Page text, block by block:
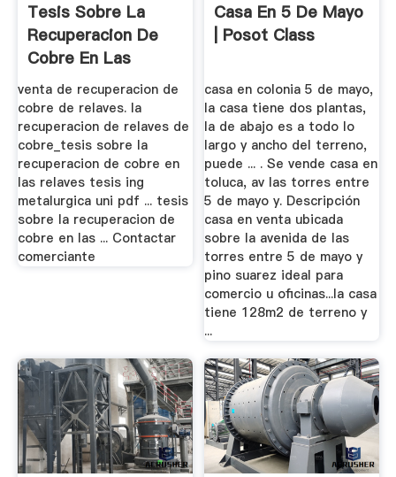
Tesis Sobre La
Recuperacion De
Cobre En Las
Relaves
venta de recuperacion de
cobre de relaves. la
recuperacion de relaves de
cobre_tesis sobre la
recuperacion de cobre en
las relaves tesis ing
metalurgica uni pdf ... tesis
sobre la recuperacion de
cobre en las ... Contactar
comerciante
Casa En 5 De Mayo
| Posot Class
casa en colonia 5 de mayo,
la casa tiene dos plantas,
la de abajo es a todo lo
largo y ancho del terreno,
puede ... . Se vende casa en
toluca, av las torres entre
5 de mayo y. Descripción
casa en venta ubicada
sobre la avenida de las
torres entre 5 de mayo y
pino suarez ideal para
comercio u oficinas...la casa
tiene 128m2 de terreno y
...